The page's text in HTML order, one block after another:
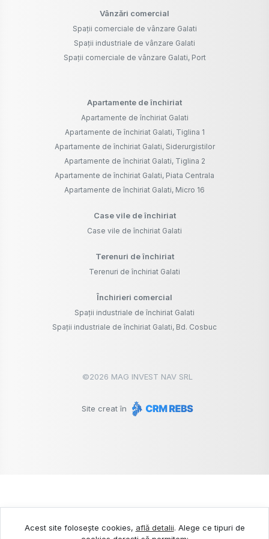
Vânzări comercial
Spații comerciale de vânzare Galati
Spații industriale de vânzare Galati
Spații comerciale de vânzare Galati, Port
Apartamente de închiriat
Apartamente de închiriat Galati
Apartamente de închiriat Galati, Tiglina 1
Apartamente de închiriat Galati, Siderurgistilor
Apartamente de închiriat Galati, Tiglina 2
Apartamente de închiriat Galati, Piata Centrala
Apartamente de închiriat Galati, Micro 16
Case vile de închiriat
Case vile de închiriat Galati
Terenuri de închiriat
Terenuri de închiriat Galati
Închirieri comercial
Spații industriale de închiriat Galati
Spații industriale de închiriat Galati, Bd. Cosbuc
©2026 MAG INVEST NAV SRL
Site creat în
Acest site folosește cookies, află detalii. Alege ce tipuri de